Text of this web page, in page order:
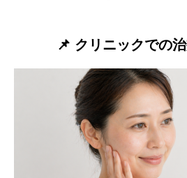
📌 クリニックでの